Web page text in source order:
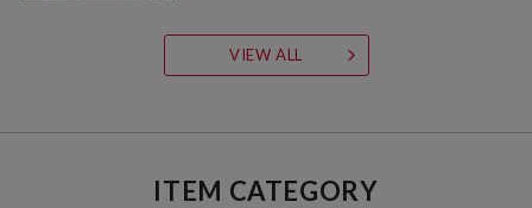
VIEW ALL
ITEM CATEGORY